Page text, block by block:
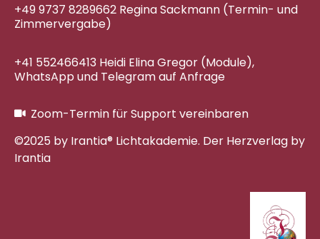
+49 9737 8289662 Regina Sackmann (Termin- und
Zimmervergabe)
+41 552466413 Heidi Elina Gregor (Module),
WhatsApp und Telegram auf Anfrage
Zoom-Termin für Support vereinbaren
©2025 by Irantia® Lichtakademie. Der Herzverlag by
Irantia